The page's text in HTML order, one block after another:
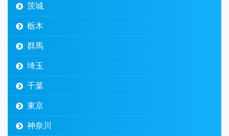
茨城
栃木
群馬
埼玉
千葉
東京
神奈川